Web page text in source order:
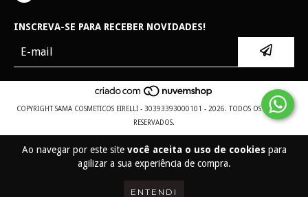
Ao navegar por este site você aceita o uso de cookiespara
agilizar a sua experiência de compra.
ENTENDI
INSCREVA-SE PARA RECEBER NOVIDADES!
COPYRIGHT SAMA COSMETICOS EIRELLI - 30393393000101 - 2026. TODOS OS DIREITOS
RESERVADOS.